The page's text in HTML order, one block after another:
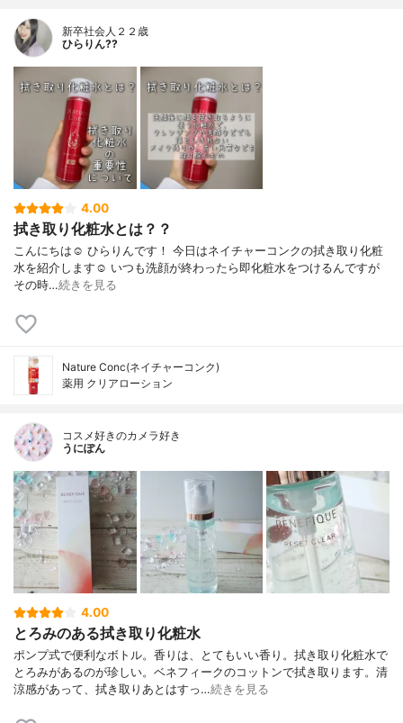
新卒社会人２２歳
ひらりん??
4.00
拭き取り化粧水とは？？
こんにちは☺️ ひらりんです！ 今日はネイチャーコンクの拭き取り化粧
水を紹介します☺️ いつも洗顔が終わったら即化粧水をつけるんですが
その時…続きを見る
Nature Conc(ネイチャーコンク)
薬用 クリアローション
コスメ好きのカメラ好き
うにぽん
4.00
とろみのある拭き取り化粧水
ポンプ式で便利なボトル。香りは、とてもいい香り。拭き取り化粧水で
とろみがあるのが珍しい。ベネフィークのコットンで拭き取ります。清
涼感があって、拭き取りあとはすっ…続きを見る